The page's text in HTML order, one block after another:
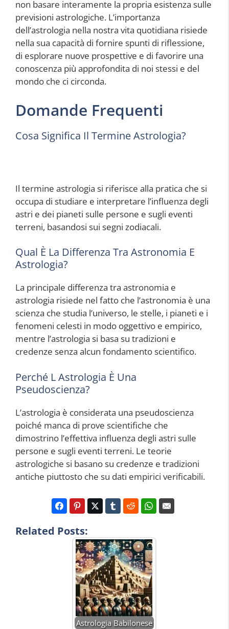
non basare interamente la propria esistenza sulle
previsioni astrologiche. L’importanza
dell’astrologia nella nostra vita quotidiana risiede
nella sua capacità di fornire spunti di riflessione,
di esplorare nuove prospettive e di favorire una
conoscenza più approfondita di noi stessi e del
mondo che ci circonda.
Domande Frequenti
Cosa Significa Il Termine Astrologia?
Il termine astrologia si riferisce alla pratica che si
occupa di studiare e interpretare l’influenza degli
astri e dei pianeti sulle persone e sugli eventi
terreni, basandosi sui segni zodiacali.
Qual È La Differenza Tra Astronomia E
Astrologia?
La principale differenza tra astronomia e
astrologia risiede nel fatto che l’astronomia è una
scienza che studia l’universo, le stelle, i pianeti e i
fenomeni celesti in modo oggettivo e empirico,
mentre l’astrologia si basa su tradizioni e
credenze senza alcun fondamento scientifico.
Perché L Astrologia È Una
Pseudoscienza?
L’astrologia è considerata una pseudoscienza
poiché manca di prove scientifiche che
dimostrino l’effettiva influenza degli astri sulle
persone e sugli eventi terreni. Le teorie
astrologiche si basano su credenze e tradizioni
antiche piuttosto che su dati empirici verificabili.
Related Posts:
Astrologia Babilonese